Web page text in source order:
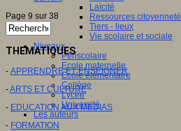
Laïcité
Ressources citoyenneté
Tiers - lieux
Vie scolaire et sociale
Niveaux
Périscolaire
Ecole maternelle
Ecole élémentaire
Collège
Lycée
Université
Les auteurs
Page 9 sur 38
THEMATIQUES
- APPRENDRE ET ENSEIGNER
-ARTS ET CULTURE
- EDUCATION AUX MEDIAS
- FORMATION